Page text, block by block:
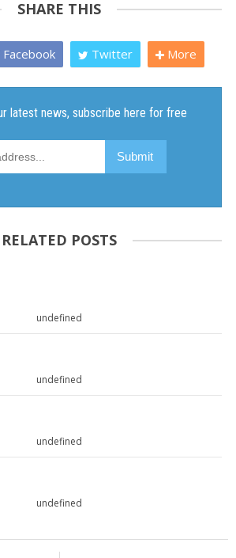
SHARE THIS
Facebook Twitter More
RELATED POSTS
undefined
undefined
undefined
undefined